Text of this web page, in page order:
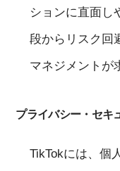
ションに直面し
段からリスク回
マネジメントが
プライバシー・セキ
TikTokには、個